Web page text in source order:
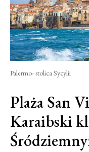
Palermo- stolica Sycylii
Plaża San
Karaibski